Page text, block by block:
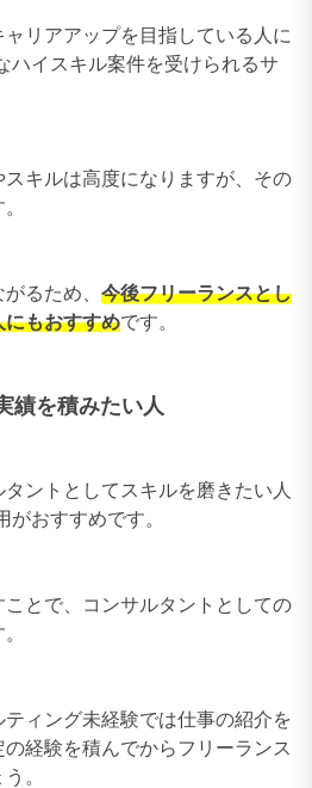
リアアップを目指している人に
ハイスキル案件を受けられるサ
キルは高度になりますが、その
るため、 今後フリーランスとし
にもおすすめです。
績を積みたい人
ントとしてスキルを磨きたい人
がおすすめです。
とで、コンサルタントとしての
ィング未経験では仕事の紹介を
経験を積んでからフリーランス
。